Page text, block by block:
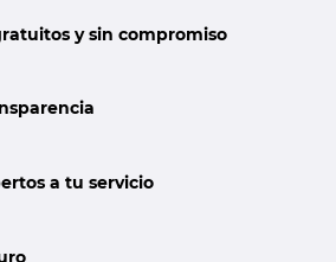
y sin compromiso
a tu servicio